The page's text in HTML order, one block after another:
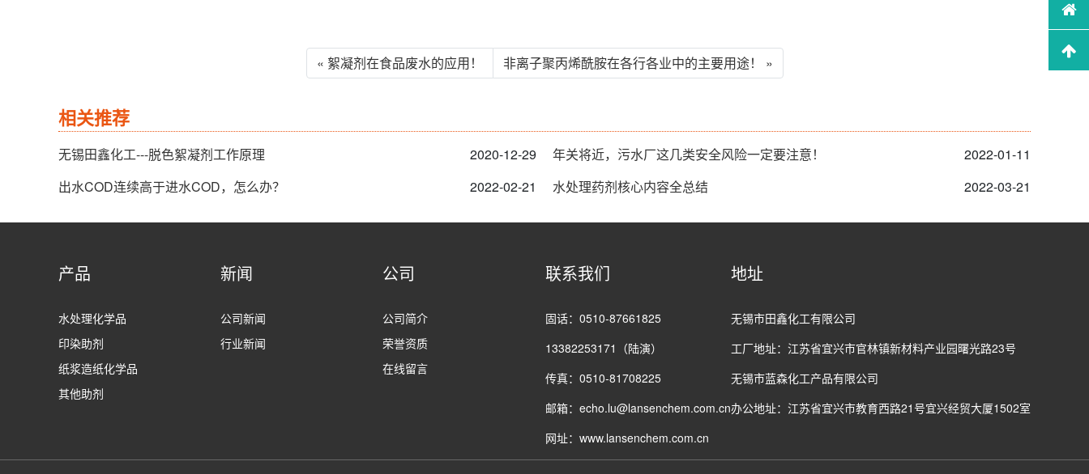
« 絮凝剂在食品废水的应用！ 非离子聚丙烯酰胺在各行各业中的主要用途！ »
相关推荐
无锡田鑫化工---脱色絮凝剂工作原理 2020-12-29 年关将近，污水厂这几类安全风险一定要注意！
2022-01-11
出水COD连续高于进水COD，怎么办？
2022-02-21 水处理药剂核心内容全总结 2022-03-21
产品
水处理化学品
印染助剂
纸浆造纸化学品
其他助剂
新闻
公司新闻
行业新闻
公司
公司简介
荣誉资质
在线留言
联系我们
固话：0510-87661825
13382253171（陆演）
传真：0510-81708225
邮箱：echo.lu@lansenchem.com.cn
网址：www.lansenchem.com.cn
地址
无锡市田鑫化工有限公司
工厂地址：江苏省宜兴市官林镇新材料产业园曙光路23号
无锡市蓝森化工产品有限公司
办公地址：江苏省宜兴市教育西路21号宜兴经贸大厦1502室